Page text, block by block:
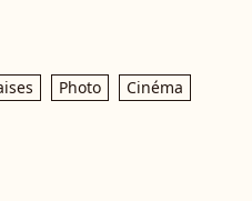
Photo
Cinéma